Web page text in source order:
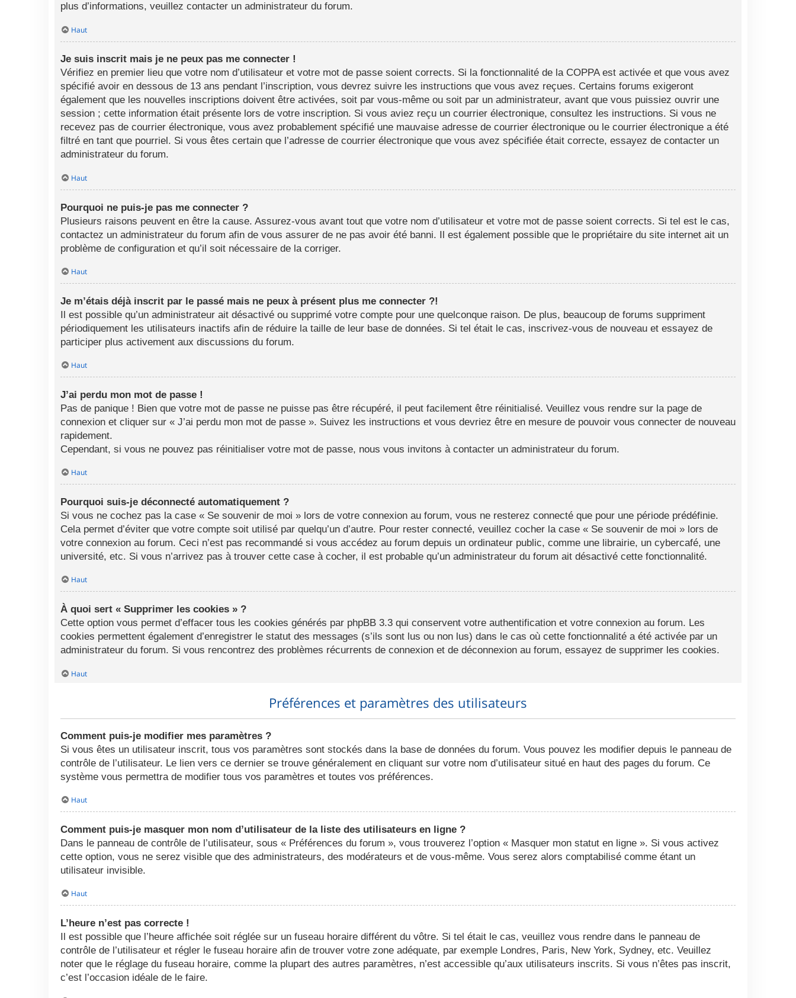
plus d’informations, veuillez contacter un administrateur du forum.
Haut
Je suis inscrit mais je ne peux pas me connecter !
Vérifiez en premier lieu que votre nom d’utilisateur et votre mot de passe soient corrects. Si la fonctionnalité de la COPPA est activée et que vous avez
spécifié avoir en dessous de 13 ans pendant l’inscription, vous devrez suivre les instructions que vous avez reçues. Certains forums exigeront
également que les nouvelles inscriptions doivent être activées, soit par vous-même ou soit par un administrateur, avant que vous puissiez ouvrir une
session ; cette information était présente lors de votre inscription. Si vous aviez reçu un courrier électronique, consultez les instructions. Si vous ne
recevez pas de courrier électronique, vous avez probablement spécifié une mauvaise adresse de courrier électronique ou le courrier électronique a été
filtré en tant que pourriel. Si vous êtes certain que l’adresse de courrier électronique que vous avez spécifiée était correcte, essayez de contacter un
administrateur du forum.
Haut
Pourquoi ne puis-je pas me connecter ?
Plusieurs raisons peuvent en être la cause. Assurez-vous avant tout que votre nom d’utilisateur et votre mot de passe soient corrects. Si tel est le cas,
contactez un administrateur du forum afin de vous assurer de ne pas avoir été banni. Il est également possible que le propriétaire du site internet ait un
problème de configuration et qu’il soit nécessaire de la corriger.
Haut
Je m’étais déjà inscrit par le passé mais ne peux à présent plus me connecter ?!
Il est possible qu’un administrateur ait désactivé ou supprimé votre compte pour une quelconque raison. De plus, beaucoup de forums suppriment
périodiquement les utilisateurs inactifs afin de réduire la taille de leur base de données. Si tel était le cas, inscrivez-vous de nouveau et essayez de
participer plus activement aux discussions du forum.
Haut
J’ai perdu mon mot de passe !
Pas de panique ! Bien que votre mot de passe ne puisse pas être récupéré, il peut facilement être réinitialisé. Veuillez vous rendre sur la page de
connexion et cliquer sur « J’ai perdu mon mot de passe ». Suivez les instructions et vous devriez être en mesure de pouvoir vous connecter de nouveau
rapidement.
Cependant, si vous ne pouvez pas réinitialiser votre mot de passe, nous vous invitons à contacter un administrateur du forum.
Haut
Pourquoi suis-je déconnecté automatiquement ?
Si vous ne cochez pas la case « Se souvenir de moi » lors de votre connexion au forum, vous ne resterez connecté que pour une période prédéfinie.
Cela permet d’éviter que votre compte soit utilisé par quelqu’un d’autre. Pour rester connecté, veuillez cocher la case « Se souvenir de moi » lors de
votre connexion au forum. Ceci n’est pas recommandé si vous accédez au forum depuis un ordinateur public, comme une librairie, un cybercafé, une
université, etc. Si vous n’arrivez pas à trouver cette case à cocher, il est probable qu’un administrateur du forum ait désactivé cette fonctionnalité.
Haut
À quoi sert « Supprimer les cookies » ?
Cette option vous permet d’effacer tous les cookies générés par phpBB 3.3 qui conservent votre authentification et votre connexion au forum. Les
cookies permettent également d’enregistrer le statut des messages (s’ils sont lus ou non lus) dans le cas où cette fonctionnalité a été activée par un
administrateur du forum. Si vous rencontrez des problèmes récurrents de connexion et de déconnexion au forum, essayez de supprimer les cookies.
Haut
Préférences et paramètres des utilisateurs
Comment puis-je modifier mes paramètres ?
Si vous êtes un utilisateur inscrit, tous vos paramètres sont stockés dans la base de données du forum. Vous pouvez les modifier depuis le panneau de
contrôle de l’utilisateur. Le lien vers ce dernier se trouve généralement en cliquant sur votre nom d’utilisateur situé en haut des pages du forum. Ce
système vous permettra de modifier tous vos paramètres et toutes vos préférences.
Haut
Comment puis-je masquer mon nom d’utilisateur de la liste des utilisateurs en ligne ?
Dans le panneau de contrôle de l’utilisateur, sous « Préférences du forum », vous trouverez l’option « Masquer mon statut en ligne ». Si vous activez
cette option, vous ne serez visible que des administrateurs, des modérateurs et de vous-même. Vous serez alors comptabilisé comme étant un
utilisateur invisible.
Haut
L’heure n’est pas correcte !
Il est possible que l’heure affichée soit réglée sur un fuseau horaire différent du vôtre. Si tel était le cas, veuillez vous rendre dans le panneau de
contrôle de l’utilisateur et régler le fuseau horaire afin de trouver votre zone adéquate, par exemple Londres, Paris, New York, Sydney, etc. Veuillez
noter que le réglage du fuseau horaire, comme la plupart des autres paramètres, n’est accessible qu’aux utilisateurs inscrits. Si vous n’êtes pas inscrit,
c’est l’occasion idéale de le faire.